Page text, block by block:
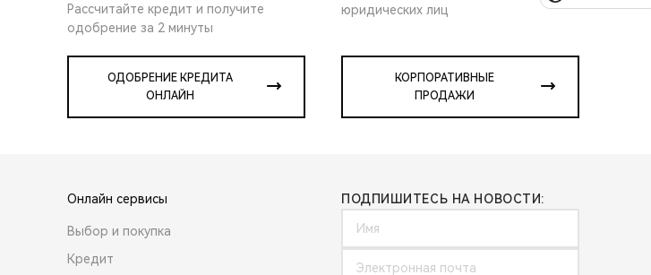
Рассчитайте кредит и получите
одобрение за 2 минуты
ОДОБРЕНИЕ КРЕДИТА
ОНЛАЙН
юридических лиц
КОРПОРАТИВНЫЕ
ПРОДАЖИ
Онлайн сервисы
Выбор и покупка
Кредит
ПОДПИШИТЕСЬ НА НОВОСТИ: